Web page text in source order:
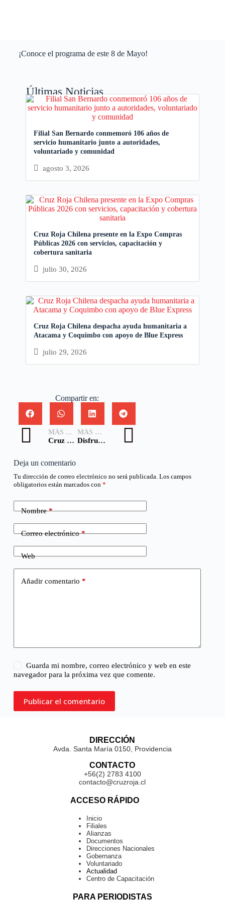
¡Conoce el programa de este 8 de Mayo!
Últimas Noticias
Filial San Bernardo conmemoró 106 años de
servicio humanitario junto a autoridades,
voluntariado y comunidad
agosto 3, 2026
Cruz Roja Chilena presente en la Expo Compras
Públicas 2026 con servicios, capacitación y
cobertura sanitaria
julio 30, 2026
Cruz Roja Chilena despacha ayuda humanitaria a
Atacama y Coquimbo con apoyo de Blue Express
julio 29, 2026
Compartir en:
MÁS ANTIGUA
Cruz Roja Chilena junto al CICR e IFRC fortalecen respuesta humanitaria para la población migrante
MÁS NUEVA
Disfruta de la celebración de los 162 años de la Cruz Roja y Media Luna Roja en Santiago
Deja un comentario
Tu dirección de correo electrónico no será publicada. Los campos
obligatorios están marcados con *
Nombre*
Correo electrónico*
Web
Añadir comentario *
Guarda mi nombre, correo electrónico y web en este
navegador para la próxima vez que comente.
Publicar el comentario
DIRECCIÓN
Avda. Santa María 0150, Providencia
CONTACTO
+56(2) 2783 4100
contacto@cruzroja.cl
ACCESO RÁPIDO
Inicio
Filiales
Alianzas
Documentos
Direcciones Nacionales
Gobernanza
Voluntariado
Actualidad
Centro de Capacitación
PARA PERIODISTAS